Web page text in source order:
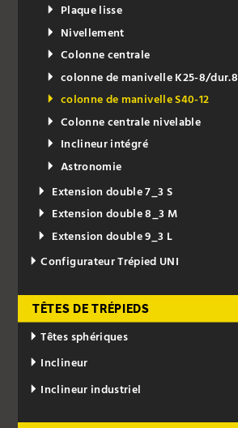
Plaque lisse
Nivellement
Colonne centrale
colonne de manivelle K25-8/dur.8
colonne de manivelle S40-12
Colonne centrale nivelable
Inclineur intégré
Astronomie
Extension double 7_3 S
Extension double 8_3 M
Extension double 9_3 L
Configurateur Trépied UNI
TÊTES DE TRÉPIEDS
Têtes sphériques
Inclineur
Inclineur industriel